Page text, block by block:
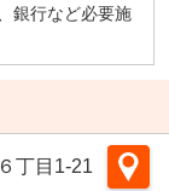
銀行など必要施
丁目1-21